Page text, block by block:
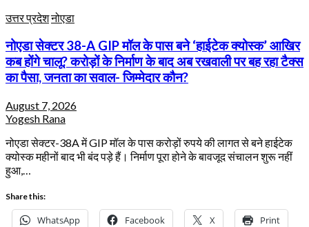
उत्तर प्रदेशनोएडा
नोएडा सेक्टर 38-A GIP मॉल के पास बने ‘हाईटेक क्योस्क’ आखिर
कब होंगे चालू? करोड़ों के निर्माण के बाद अब रखवाली पर बह रहा टैक्स
का पैसा, जनता का सवाल- जिम्मेदार कौन?
August 7, 2026
Yogesh Rana
नोएडा सेक्टर-38A में GIP मॉल के पास करोड़ों रुपये की लागत से बने हाईटेक
क्योस्क महीनों बाद भी बंद पड़े हैं। निर्माण पूरा होने के बावजूद संचालन शुरू नहीं
हुआ,…
Share this:
WhatsApp Facebook X Print